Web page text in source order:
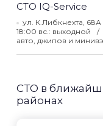
СТО IQ-Service
ул. К.Либкнехта, 68А
18:00 вс.: выходной
авто, джипов и
СТО в
районах